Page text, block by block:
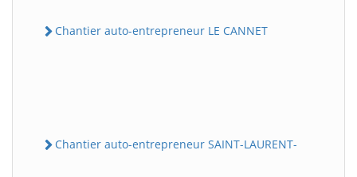
Chantier auto-entrepreneur LE CANNET
Chantier auto-entrepreneur SAINT-LAURENT-